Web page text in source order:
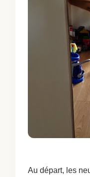
Au départ, les